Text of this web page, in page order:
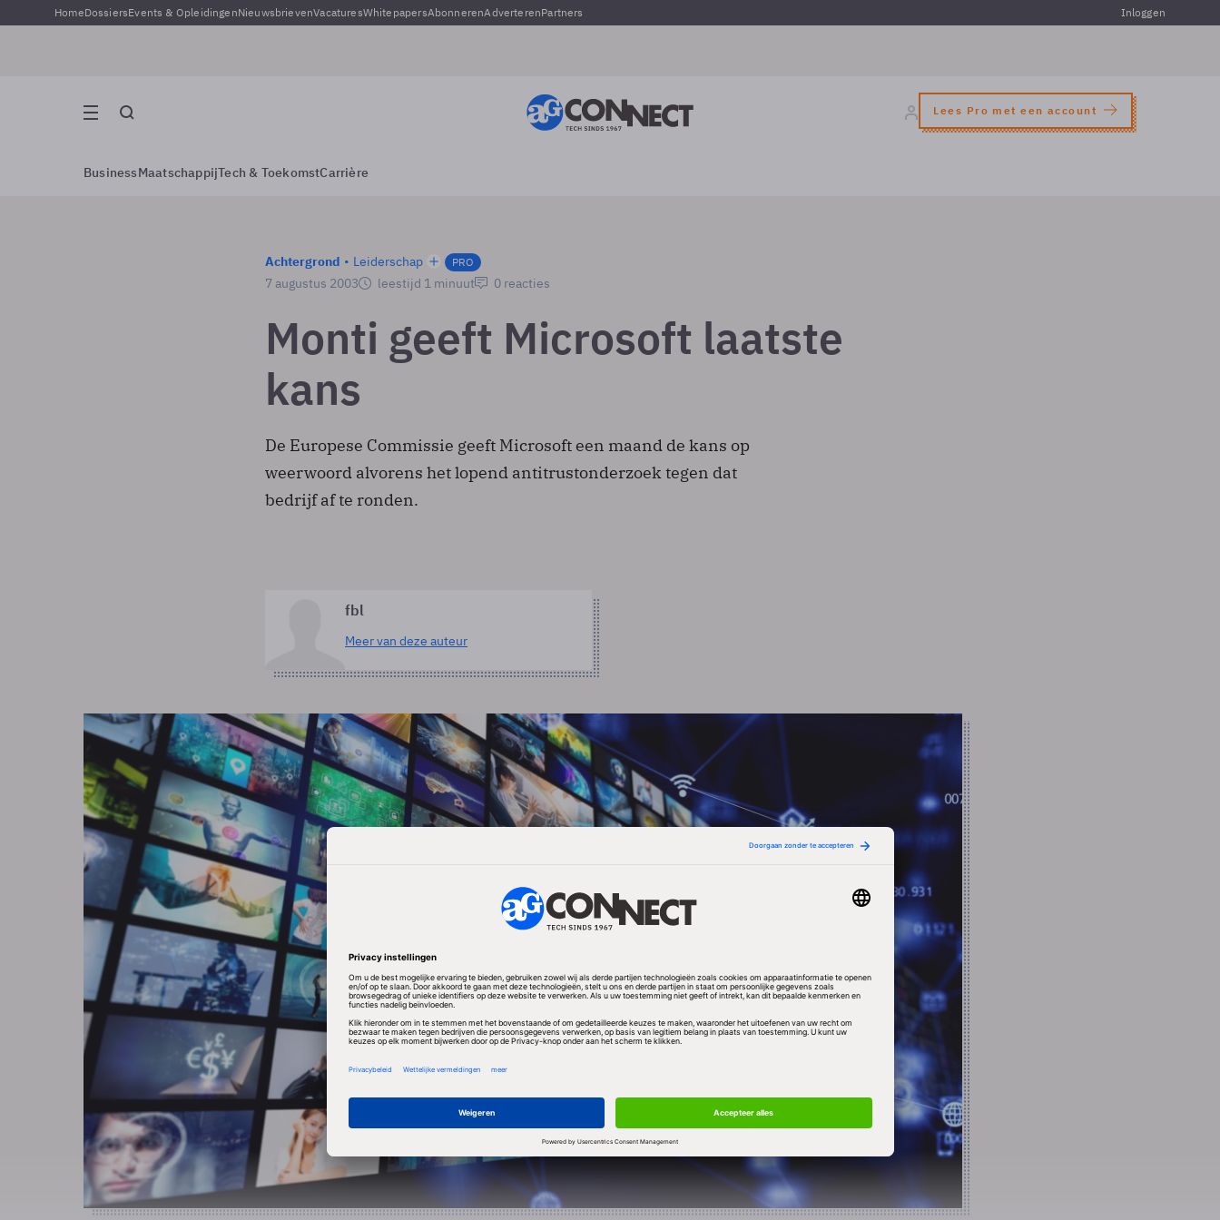
HomeDossiersEvents & OpleidingenNieuwsbrievenVacaturesWhitepapersAbonnerenAdverterenPartners Inloggen
Lees Pro met een account
BusinessMaatschappijTech & ToekomstCarrière
Achtergrond Leiderschap PRO
7 augustus 2003 leestijd 1 minuut 0 reacties
Monti geeft Microsoft laatste
kans
De Europese Commissie geeft Microsoft een maand de kans op
weerwoord alvorens het lopend antitrustonderzoek tegen dat
bedrijf af te ronden.
fbl
Meer van deze auteur